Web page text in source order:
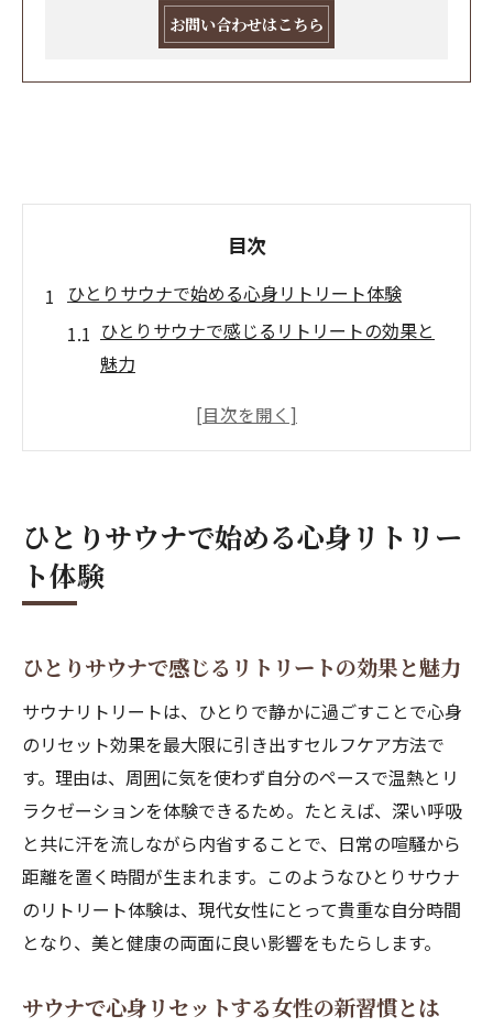
お問い合わせはこちら
目次
ひとりサウナで始める心身リトリート体験
ひとりサウナで感じるリトリートの効果と
魅力
サウナで心身リセットする女性の新習慣と
女性におすすめのリトリート的サウナ体験
の始め方
サウナを活用した自分時間の充実術を解説
リトリートとは何かサウナで考える新習慣
サウナで実感するリトリートとは何かを解
説
リトリート的サウナ習慣が心に与える変化
女性に最適なサウナでのリトリート実践法
毎日に取り入れたいリトリート発想のサウ
ナ活用
アの形
ひとりサウナで始める心身リトリー
ト体験
ひとりサウナで感じるリトリートの効果と魅力
サウナリトリートは、ひとりで静かに過ごすことで心身
のリセット効果を最大限に引き出すセルフケア方法で
す。理由は、周囲に気を使わず自分のペースで温熱とリ
ラクゼーションを体験できるため。たとえば、深い呼吸
と共に汗を流しながら内省することで、日常の喧騒から
距離を置く時間が生まれます。このようなひとりサウナ
のリトリート体験は、現代女性にとって貴重な自分時間
となり、美と健康の両面に良い影響をもたらします。
サウナで心身リセットする女性の新習慣とは